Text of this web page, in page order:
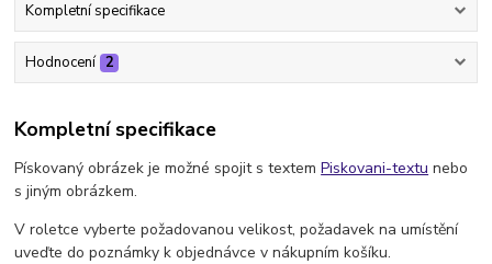
Kompletní specifikace
Hodnocení 2
Kompletní specifikace
Pískovaný obrázek je možné spojit s textemPiskovani-textu nebo
s jiným obrázkem.
V roletce vyberte požadovanou velikost, požadavek na umístění
uveďte do poznámky k objednávce v nákupním košíku.